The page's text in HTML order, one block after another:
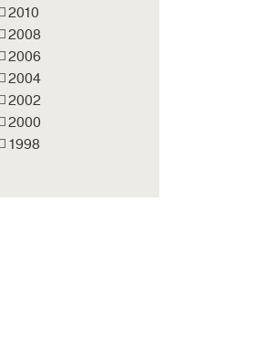
2010
2008
2006
2004
2002
2000
1998